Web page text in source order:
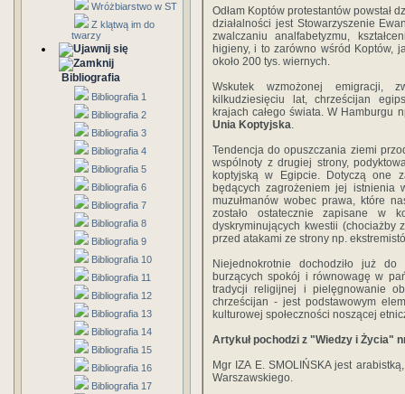
Wróżbiarstwo w ST
Z klątwą im do
twarzy
Bibliografia
Bibliografia 1
Bibliografia 2
Bibliografia 3
Bibliografia 4
Bibliografia 5
Bibliografia 6
Bibliografia 7
Bibliografia 8
Bibliografia 9
Bibliografia 10
Bibliografia 11
Bibliografia 12
Bibliografia 13
Bibliografia 14
Bibliografia 15
Bibliografia 16
Bibliografia 17
Odłam Koptów protestantów powstał
działalności jest Stowarzyszenie
zwalczaniu analfabetyzmu,
higieny, i to zarówno wśród Koptów,
około 200 tys. wiernych.
Wskutek wzmożonej emigracji,
kilkudziesięciu lat, chrześcijan
krajach całego świata. W Hamburgu
Unia Koptyjska.
Tendencja do opuszczania ziemi
wspólnoty z drugiej strony,
koptyjską w Egipcie. Dotyczą one
będących zagrożeniem jej istnienia
muzułmanów wobec prawa, które
zostało ostatecznie zapisane w
dyskryminujących kwestii
przed atakami ze strony np.
Niejednokrotnie dochodziło już
burzących spokój i równowagę w
tradycji religijnej i pielęgnowanie
chrześcijan - jest podstawowym
kulturowej społeczności noszącej
Artykuł pochodzi z "Wiedzy i Życia"
Mgr IZA E. SMOLIŃSKA jest
Warszawskiego.